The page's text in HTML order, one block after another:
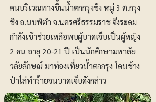
คนบริเวณทางขึ้นน้ำตกกรุงชิง หมู่ 3 ต.กรุง
ชิง อ.นบพิตำ จ.นครศรีธรรมราช จึงระดม
กำลังเข้าช่วยเหลือพบผู้บาดเจ็บเป็นผู้หญิง
2 คน อายุ 20-21 ปี เป็นนักศึกษามหาลัย
วลัยลักษณ์ มาท่องเที่ยวน้ำตกกรุง โดนช้าง
ป่าไล่ทำร้ายจนบาดเจ็บดังกล่าว